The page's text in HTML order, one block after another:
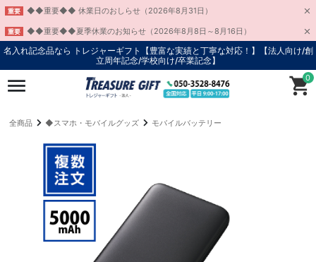
重要 ◆◆重要◆◆ 休業日のおしらせ（2026年8月31日）
重要
◆◆重要◆◆夏季休業のお知らせ（2026年8月8日～8月16日）
名入れ記念品なら トレジャーギフト【豊富な実績と丁寧な対応！】
【法人向け/創
立周年記念/学校向け/卒業記念】
0
全商品 ◆スマホ・モバイルグッズ モバイルバッテリー